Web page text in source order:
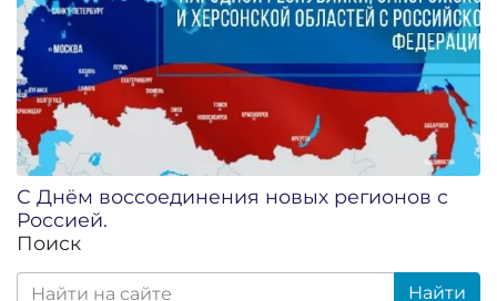
С Днём воссоединения новых регионов с
Россией.
Поиск
Найти